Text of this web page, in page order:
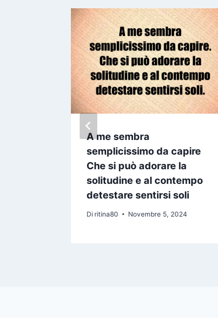
A me sembra
semplicissimo da capire
Che si può adorare la
solitudine e al contempo
detestare sentirsi soli
Di ritina80 Novembre 5, 2024